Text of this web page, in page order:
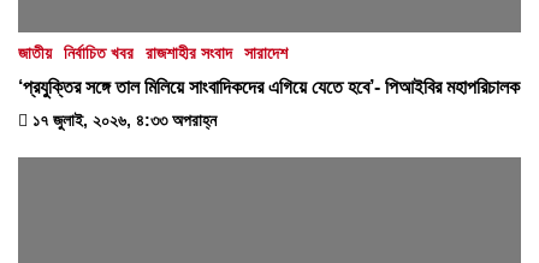
জাতীয় নির্বাচিত খবর রাজশাহীর সংবাদ সারাদেশ
‘প্রযুক্তির সঙ্গে তাল মিলিয়ে সাংবাদিকদের এগিয়ে যেতে হবে’- পিআইবির মহাপরিচালক
১৭ জুলাই, ২০২৬, ৪:৩৩ অপরাহ্ন